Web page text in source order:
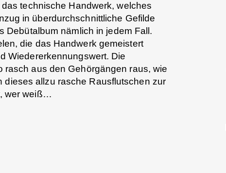
technische Handwerk, welches
in überdurchschnittliche Gefilde
Debütalbum nämlich in jedem Fall.
die das Handwerk gemeistert
Wiedererkennungswert. Die
aus den Gehörgängen raus, wie
dieses allzu rasche Rausflutschen zur
wer weiß…